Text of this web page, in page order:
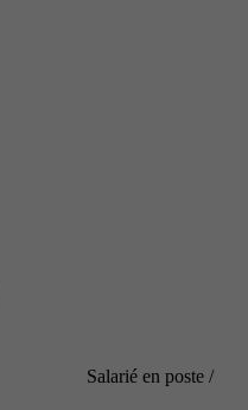
Salarié en poste /